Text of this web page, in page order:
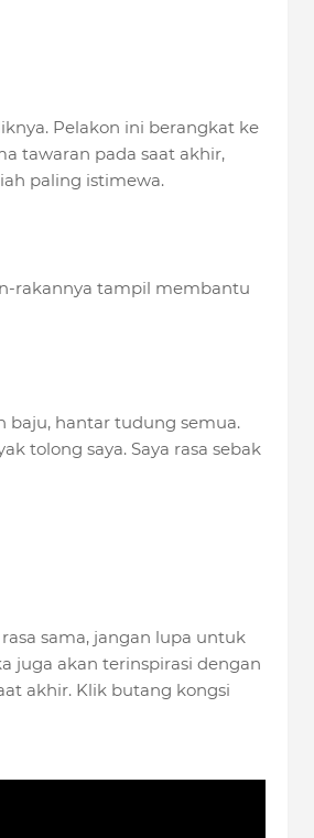
Pelakon ini berangkat ke
tawaran pada saat akhir,
paling istimewa.
rakannya tampil membantu
baju, hantar tudung semua.
tolong saya. Saya rasa sebak
sama, jangan lupa untuk
juga akan terinspirasi dengan
akhir. Klik butang kongsi